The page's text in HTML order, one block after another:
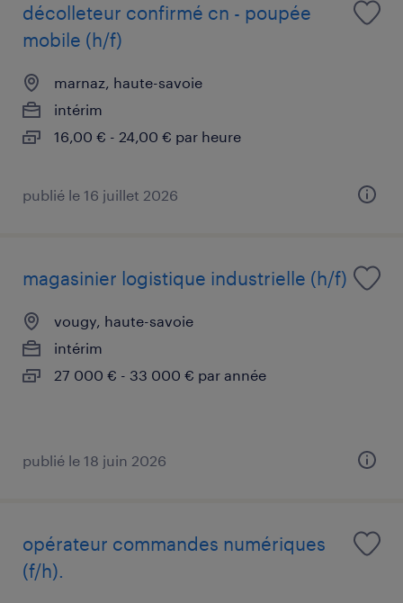
décolleteur confirmé cn - poupée
mobile (h/f)
marnaz, haute-savoie
intérim
16,00 € - 24,00 € par heure
publié le 16 juillet 2026
magasinier logistique industrielle (h/f)
vougy, haute-savoie
intérim
27 000 € - 33 000 € par année
publié le 18 juin 2026
opérateur commandes numériques
(f/h).